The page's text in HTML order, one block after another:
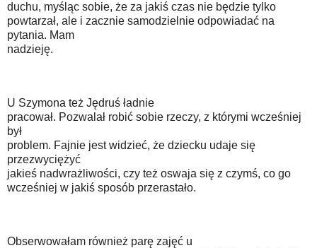
duchu, myśląc sobie, że za jakiś czas nie będzie tylko
powtarzał, ale i zacznie samodzielnie odpowiadać na
pytania. Mam
nadzieję.
U Szymona też Jędruś ładnie
pracował. Pozwalał robić sobie rzeczy, z którymi wcześniej
był
problem. Fajnie jest widzieć, że dziecku udaje się
przezwyciężyć
jakieś nadwrażliwości, czy też oswaja się z czymś, co go
wcześniej w jakiś sposób przerastało.
Obserwowałam również parę zajęć u